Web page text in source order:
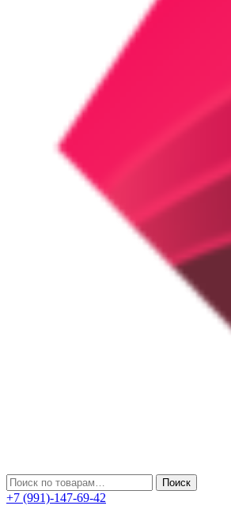
Искать: Поиск
+7 (991)-147-69-42